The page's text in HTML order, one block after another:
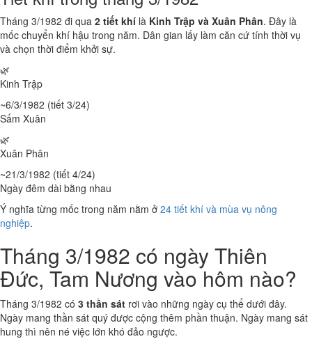
Tháng 3/1982 đi qua 2 tiết khí là Kinh Trập và Xuân Phân. Đây là
mốc chuyển khí hậu trong năm. Dân gian lấy làm căn cứ tính thời vụ
và chọn thời điểm khởi sự.
🌿
Kinh Trập
~6/3/1982 (tiết 3/24)
Sấm Xuân
🌿
Xuân Phân
~21/3/1982 (tiết 4/24)
Ngày đêm dài bằng nhau
Ý nghĩa từng mốc trong năm nằm ở 24 tiết khí và mùa vụ nông
nghiệp.
Tháng 3/1982 có ngày Thiên
Đức, Tam Nương vào hôm nào?
Tháng 3/1982 có 3 thần sát rơi vào những ngày cụ thể dưới đây.
Ngày mang thần sát quý được cộng thêm phần thuận. Ngày mang sát
hung thì nên né việc lớn khó đảo ngược.